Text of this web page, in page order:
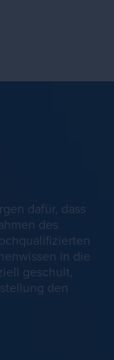
dafür, dass
des
in die
geschult,
den